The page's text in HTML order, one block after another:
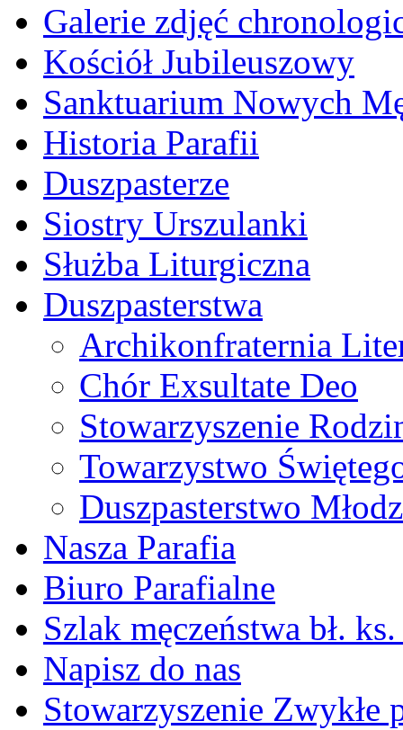
Galerie zdjęć
Kościół Jubileuszowy
Sanktuarium Nowych
Historia Parafii
Duszpasterze
Siostry Urszulanki
Służba Liturgiczna
Duszpasterstwa
Archikonfraternia
Chór Exsultate Deo
Stowarzyszenie
Towarzystwo
Duszpasterstwo
Nasza Parafia
Biuro Parafialne
Szlak męczeństwa bł.
Napisz do nas
Stowarzyszenie Zwykłe